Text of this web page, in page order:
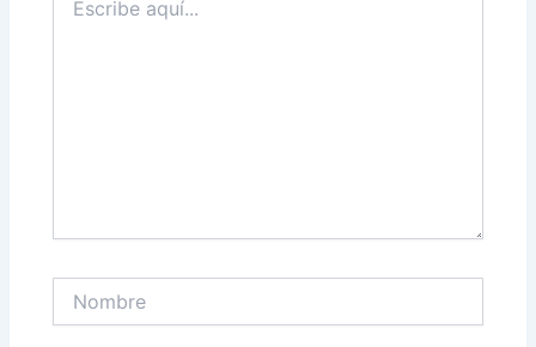
aquí...